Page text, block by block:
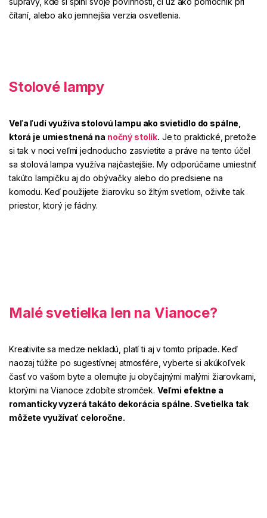
čítaní, alebo ako jemnejšia verzia osvetlenia.
Stolové lampy
Veľa ľudí využíva stolovú lampu ako svietidlo do spálne
ktorá je umiestnená na nočný stolík. Je to praktické, pretože
si tak v noci veľmi jednoducho zasvietite a práve na tento účel
sa stolová lampa využíva najčastejšie. My odporúčame umiestniť
takúto lampičku aj do obývačkyalebo do predsiene na
komodu. Keď použijete žiarovku so žltým svetlom , oživíte tak
priestor, ktorý je fádny.
Malé svetielka len na Vianoce?
Kreativite sa medze nekladú, platí ti aj v tomto prípade. Keď
naozaj túžite po sugestívnej atmosfére, vyberte si akúkoľvek
časť vo vašom byte a olemujte ju obyčajnými malými žiarovkami
ktorými na Vianoce zdobíte stromček. Veľmi efektne a
romantickyvyzerá takáto dekorácia spálne. Svetielka tak
môžete využívať celoročne.